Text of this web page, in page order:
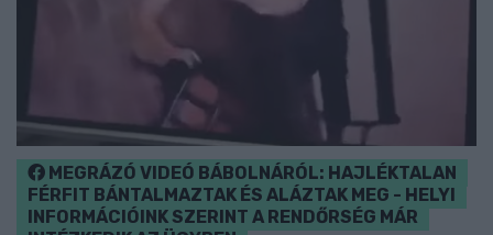
MEGRÁZÓ VIDEÓ BÁBOLNÁRÓL: HAJLÉKTALAN
FÉRFIT BÁNTALMAZTAK ÉS ALÁZTAK MEG - HELYI
INFORMÁCIÓINK SZERINT A RENDŐRSÉG MÁR